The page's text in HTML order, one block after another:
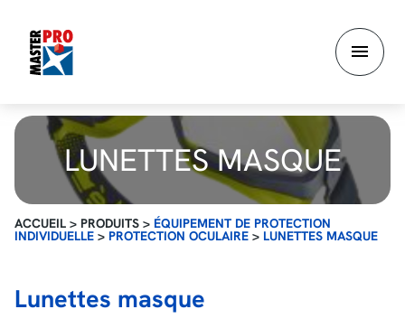
contenu
principal
LUNETTES MASQUE
ACCUEIL > PRODUITS > ÉQUIPEMENT DE PROTECTION
INDIVIDUELLE > PROTECTION OCULAIRE > LUNETTES MASQUE
Lunettes masque